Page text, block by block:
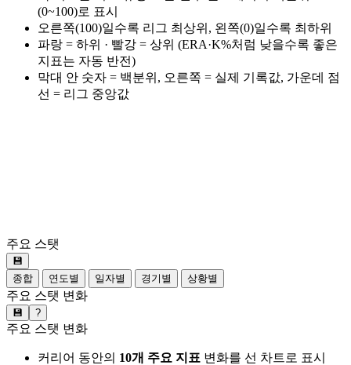
(0~100)로 표시
오른쪽(100)일수록 리그 최상위, 왼쪽(0)일수록 최하위
파랑 = 하위 · 빨강 = 상위 (ERA·K%처럼 낮을수록 좋은
지표는 자동 반전)
막대 안 숫자 = 백분위, 오른쪽 = 실제 기록값, 가운데 점
선 = 리그 중앙값
주요 스탯
💾
종합
연도별 일자별 경기별 상황별
주요 스탯 변화
💾 ?
주요 스탯 변화
커리어 동안의 10개 주요 지표 변화를 선 차트로 표시